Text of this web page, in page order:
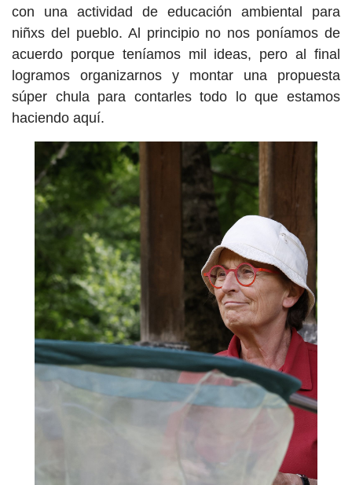
con una actividad de educación ambiental para
niñxs del pueblo. Al principio no nos poníamos de
acuerdo porque teníamos mil ideas, pero al final
logramos organizarnos y montar una propuesta
súper chula para contarles todo lo que estamos
haciendo aquí.